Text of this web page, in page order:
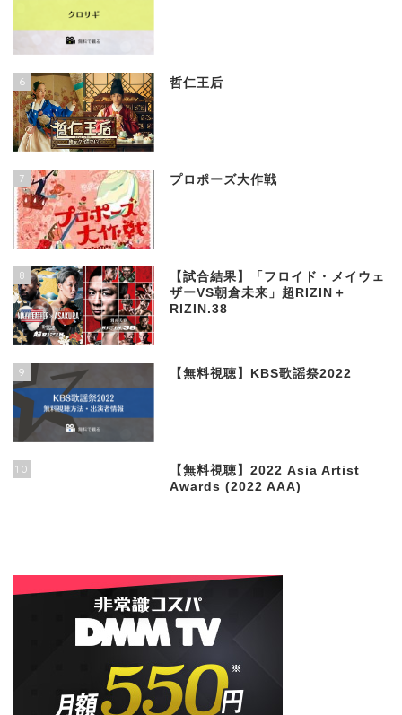
6 哲仁王后
7 プロポーズ大作戦
8
【試合結果】「フロイド・メイウェ
ザーVS朝倉未来」超RIZIN＋
RIZIN.38
9 【無料視聴】KBS歌謡祭2022
10
【無料視聴】2022 Asia Artist
Awards (2022 AAA)